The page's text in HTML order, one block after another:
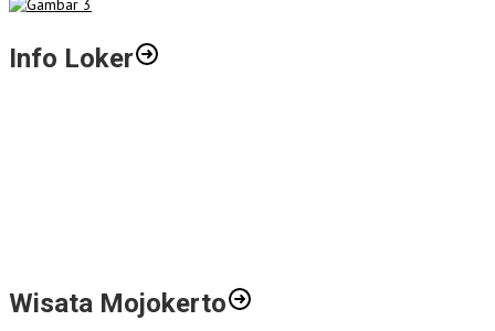
Info Loker
Wisata Mojokerto